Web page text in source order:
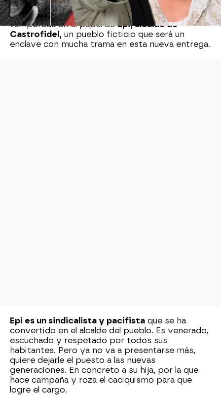
Paco Tousficha por la serie en su quinta
temporada en el papel deEpi, alcalde de
Castrofidel, un pueblo ficticio que será un
enclave con mucha trama en esta nueva entrega.
Epi es un sindicalista y pacifista que se ha
convertido en el alcalde del pueblo. Es venerado,
escuchado y respetado por todos sus
habitantes. Pero ya no va a presentarse más,
quiere dejarle el puesto a las nuevas
generaciones. En concreto a su hija, por la que
hace campaña y roza el caciquismo para que
logre el cargo.